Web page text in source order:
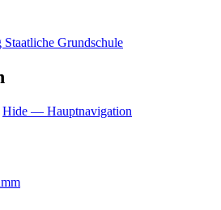
Grundschule
Hide — Hauptnavigation